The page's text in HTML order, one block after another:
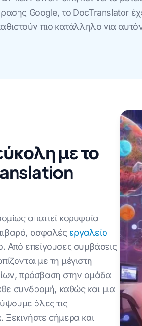
Google, το DocTranslator
πιο κατάλληλο για
με το
απαιτεί κορυφαία
ασφαλές εργαλείο
Από επείγουσες συμβάσεις
με τη μέγιστη
πρόσβαση στην ομάδα
συνδρομή, καθώς και μια
όλες τις
Ξεκινήστε σήμερα και